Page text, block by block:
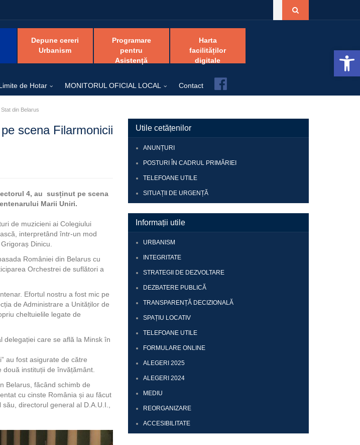
Depune cereri
Urbanism
Programare
pentru
Asistență
Harta
facilităților
digitale
de Hotar MONITORUL OFICIAL LOCAL Contact
din Belarus
scena Filarmonicii
4, au susținut pe scena
Marii Uniri.
de muzicieni ai Colegiului
interpretând într-un mod
Dinicu.
României din Belarus cu
Orchestrei de suflători a
Efortul nostru a fost mic pe
de Administrare a Unităților de
cheltuielile legate de
care se află la Minsk în
au fost asigurate de către
instituții de învățământ.
Belarus, făcând schimb de
cu cinste România și au făcut
directorul general al D.A.U.I.,
Utile cetățenilor
ANUNȚURI
POSTURI ÎN CADRUL PRIMĂRIEI
TELEFOANE UTILE
SITUAȚII DE URGENȚĂ
Informații utile
URBANISM
INTEGRITATE
STRATEGII DE DEZVOLTARE
DEZBATERE PUBLICĂ
TRANSPARENȚĂ DECIZIONALĂ
SPAȚIU LOCATIV
TELEFOANE UTILE
FORMULARE ONLINE
ALEGERI 2025
ALEGERI 2024
MEDIU
REORGANIZARE
ACCESIBILITATE